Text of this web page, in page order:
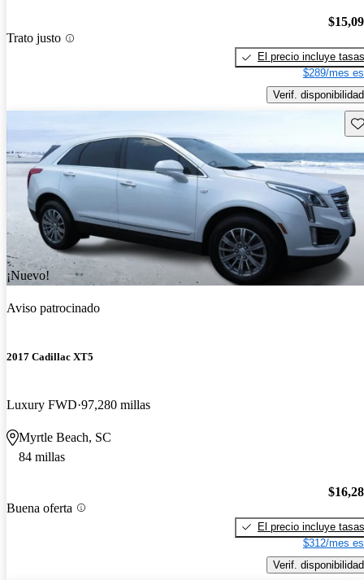
Trato justo
El precio incluye tasas
$289/mes
Verif. disponibilidad
¡Nuevo!
Aviso patrocinado
2017 Cadillac XT5
Luxury FWD 97,280 millas
Myrtle Beach, SC
84 millas
Buena oferta
El precio incluye tasas
$312/mes
Verif. disponibilidad